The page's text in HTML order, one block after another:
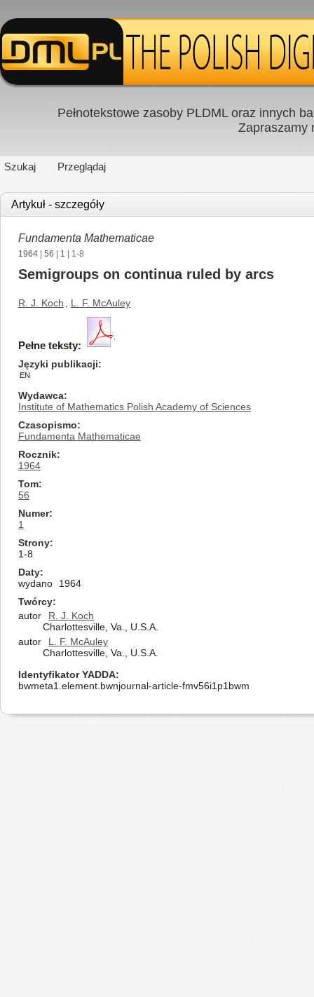
Pełnotekstowe zasoby PLDML oraz innych
Zapraszamy
Szukaj Przeglądaj
Artykuł - szczegóły
Fundamenta Mathematicae
1964 56 1 | 1-8
Semigroups on continua ruled by arcs
R. J. Koch L. F. McAuley
Pełne teksty:
Języki publikacji
EN
Wydawca
Institute of Mathematics Polish Academy of Sciences
Czasopismo
Fundamenta Mathematicae
Rocznik
1964
Tom
56
Numer
1
Strony
1-8
Daty
wydano
1964
Twórcy
autor
R. J. Koch
Charlottesville, Va., U.S.A.
autor
L. F. McAuley
Charlottesville, Va., U.S.A.
Identyfikator YADDA
bwmeta1.element.bwnjournal-article-fmv56i1p1bwm